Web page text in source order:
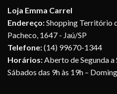
Loja Emma Carrel
Endereço:Shopping Território
Pacheco, 1647 - Jaú/SP
Telefone:(14) 99670-1344
Horários:Aberto de Segunda a
Sábados das 9h às 19h –